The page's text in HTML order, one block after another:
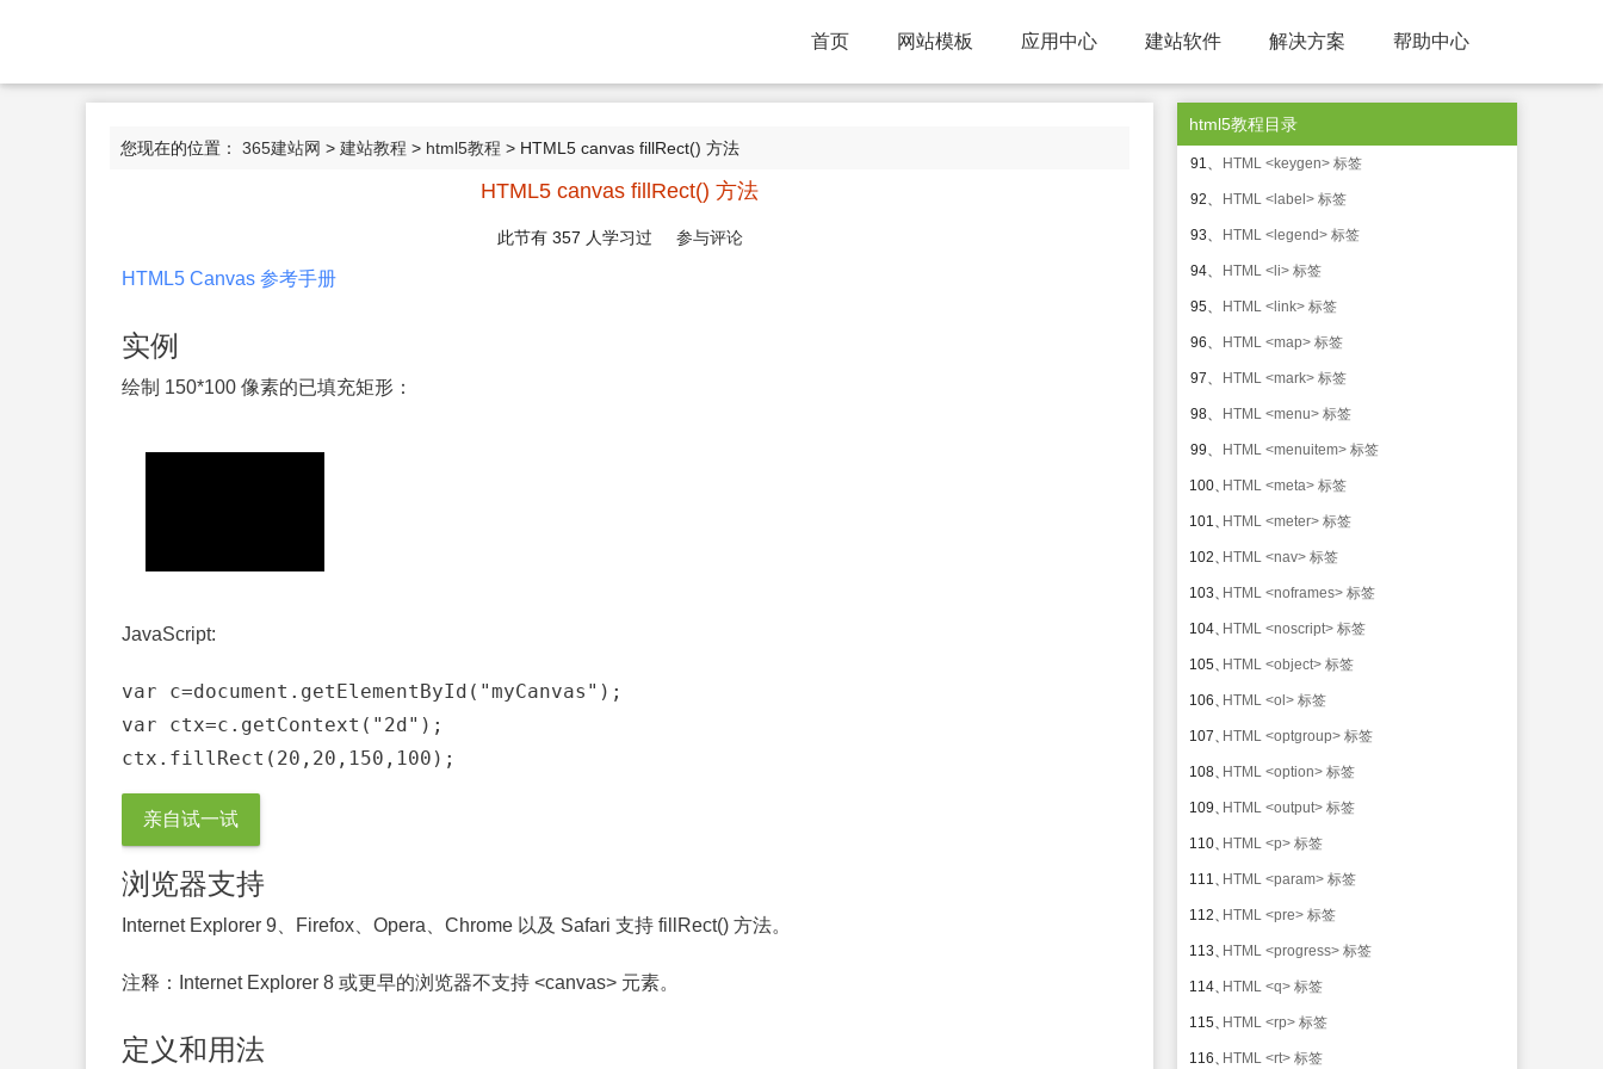
首页 网站模板 应用中心 建站软件 解决方案 帮助中心
您现在的位置： 365建站网 > 建站教程 > html5教程 > HTML5 canvas fillRect() 方法
HTML5 canvas fillRect() 方法
此节有 357 人学习过 参与评论
HTML5 Canvas 参考手册
实例
绘制 150*100 像素的已填充矩形：
JavaScript:
var c=document.getElementById("myCanvas");
ctx.fillRect(20,20,150,100);
亲自试一试
浏览器支持
Internet Explorer 9、Firefox、Opera、Chrome 以及 Safari 支持 fillRect() 方法。
注释： Internet Explorer 8 或更早的浏览器不支持 <canvas> 元素。
定义和用法
html5教程目录
231、 HTML5 canvas lineWidth 属性
232、HTML5 canvas miterLimit 属性
233、HTML5 canvas rect() 方法
234、HTML5 canvas fillRect() 方法
235、HTML5 canvas strokeRect() 方法
236、HTML5 canvas clearRect() 方法
237、HTML5 canvas fill() 方法
238、HTML5 canvas stroke() 方法
239、HTML5 canvas beginPath() 方法
240、HTML5 canvas moveTo() 方法
241、HTML5 canvas closePath() 方法
242、HTML5 canvas lineTo() 方法
243、HTML5 canvas clip() 方法
244、HTML5 canvas quadraticCurveTo() 方法
245、HTML5 canvas bezierCurveTo() 方法
246、HTML5 canvas arc() 方法
247、HTML5 canvas arcTo() 方法
248、HTML5 canvas isPointInPath() 方法
249、HTML5 canvas scale() 方法
250、HTML5 canvas rotate() 方法
251、HTML5 canvas translate() 方法
252、HTML5 canvas transform() 方法
253、HTML5 canvas setTransform() 方法
254、HTML5 canvas font 属性
255、HTML5 canvas textAlign 属性
256、HTML5 canvas textBaseline 属性
257、HTML5 canvas fillText() 方法
258、HTML5 canvas strokeText() 方法
259、HTML5 canvas measureText() 方法